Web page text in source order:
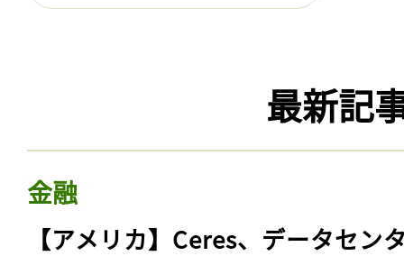
最新記
金融
【アメリカ】Ceres、データセン